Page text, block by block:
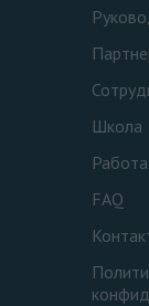
Школа
FAQ